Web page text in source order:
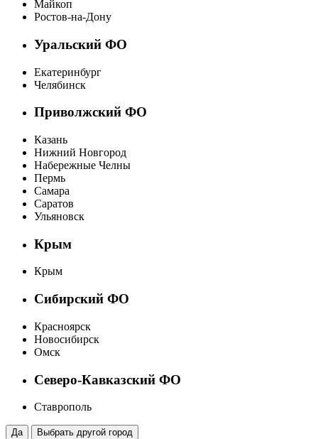
Майкоп
Ростов-на-Дону
Уральский ФО
Екатеринбург
Челябинск
Приволжский ФО
Казань
Нижний Новгород
Набережные Челны
Пермь
Самара
Саратов
Ульяновск
Крым
Крым
Сибирский ФО
Красноярск
Новосибирск
Омск
Северо-Кавказский ФО
Ставрополь